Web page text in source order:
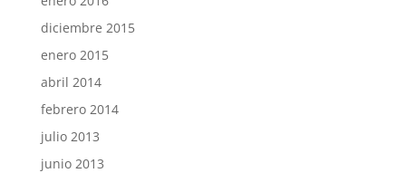
diciembre 2015
enero 2015
abril 2014
febrero 2014
julio 2013
junio 2013